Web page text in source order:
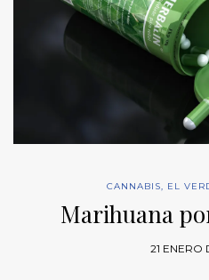
CANNABIS, EL
Marihuana
21 ENERO